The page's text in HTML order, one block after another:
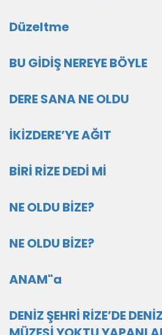
Düzeltme
BU GİDİŞ NEREYE BÖYLE
DERE SANA NE OLDU
İKİZDERE’YE AĞIT
BİRİ RİZE DEDİ Mİ
NE OLDU BİZE?
NE OLDU BİZE?
ANAM"a
DENİZ ŞEHRİ RİZE’DE